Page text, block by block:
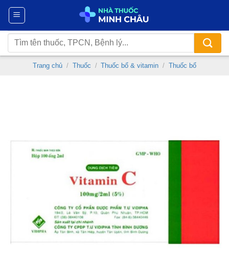
Chuyển
nội
dung
Tìm
kiếm:
Trang chủ / Thuốc / Thuốc bổ & vitamin / Thuốc bổ